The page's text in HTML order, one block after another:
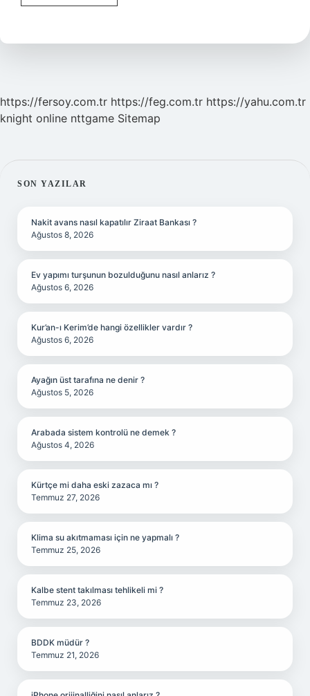
Dağı
Mi
https://fersoy.com.tr https://feg.com.tr https://yahu.com.tr
knight online nttgame Sitemap
SIDEBAR
SON YAZILAR
Nakit avans nasıl kapatılır Ziraat Bankası ?
Ağustos 8, 2026
Ev yapımı turşunun bozulduğunu nasıl anlarız ?
Ağustos 6, 2026
Kur’an-ı Kerim’de hangi özellikler vardır ?
Ağustos 6, 2026
Ayağın üst tarafına ne denir ?
Ağustos 5, 2026
Arabada sistem kontrolü ne demek ?
Ağustos 4, 2026
Kürtçe mi daha eski zazaca mı ?
Temmuz 27, 2026
Klima su akıtmaması için ne yapmalı ?
Temmuz 25, 2026
Kalbe stent takılması tehlikeli mi ?
Temmuz 23, 2026
BDDK müdür ?
Temmuz 21, 2026